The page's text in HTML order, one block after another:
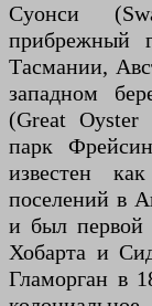
Суонси
прибрежный
Тасмании,
западном
(Great
парк
известен
поселений в
и был первой
Хобарта и
Гламорган в